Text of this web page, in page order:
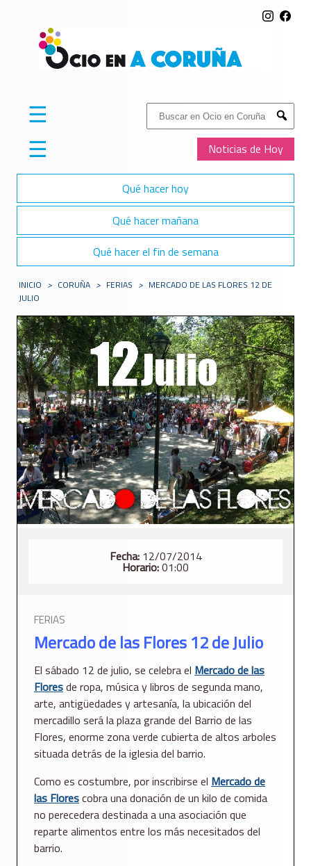
Buscar:
Submit
Noticias de Hoy
☰
☰
Qué hacer hoy
Qué hacer mañana
Qué hacer el fin de semana
INICIO > CORUÑA > FERIAS > MERCADO DE LAS FLORES 12 DE
JULIO
Fecha:12/07/2014
Horario:01:00
FERIAS
Mercado de las Flores 12 de Julio
El sábado 12 de julio, se celebra el Mercado de las
Floresde ropa, música y libros de segunda mano,
arte, antigüedades y artesanía, la ubicación del
mercadillo será la plaza grande del Barrio de las
Flores, enorme zona verde cubierta de altos arboles
situada detrás de la iglesia del barrio.
Como es costumbre, por inscribirse el Mercado de
las Florescobra una donación de un kilo de comida
no perecedera destinada a una asociación que
reparte alimentos entre los más necesitados del
barrio.